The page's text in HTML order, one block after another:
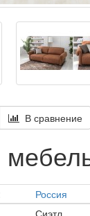
В сравнение
Россия
Сиэтл